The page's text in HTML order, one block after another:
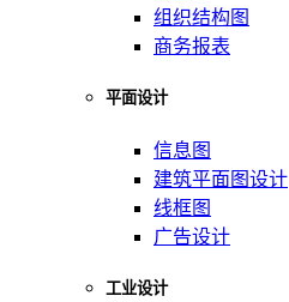
组织结构图
商务报表
平面设计
信息图
建筑平面图设计
线框图
广告设计
工业设计